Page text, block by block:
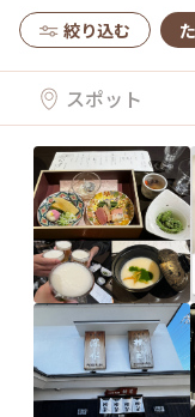
絞り込む
スポット